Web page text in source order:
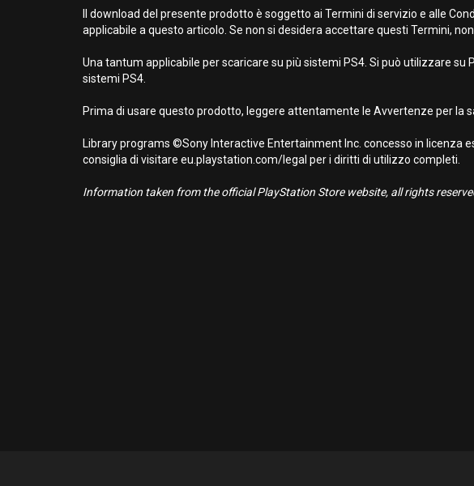
Il download del presente prodotto è soggetto ai Termini di servizio e alle
applicabile a questo articolo. Se non si desidera accettare questi Termini,
Una tantum applicabile per scaricare su più sistemi PS4. Si può utilizzare
sistemi PS4.
Prima di usare questo prodotto, leggere attentamente le Avvertenze per la
Library programs ©Sony Interactive Entertainment Inc. concesso in licenza
consiglia di visitare eu.playstation.com/legal per i diritti di utilizzo completi.
Information taken from the official PlayStation Store website, all rights